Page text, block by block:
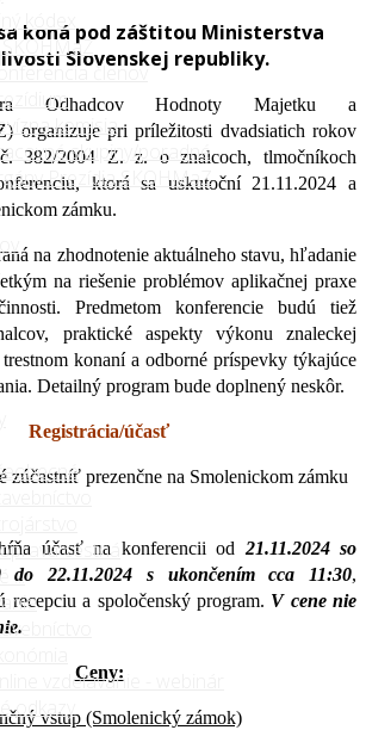
kódex
SKOHMaZ
členov
komisia
skupiny/poradné
Prezídia SKOHMaZ
cestná
...
vzdelávanie - webinár
odkazy
koná pod záštitou Ministerstva
Slovenskej republiky.
Odhadcov Hodnoty Majetku a
organizuje pri príležitosti dvadsiatich rokov
382/2004 Z. z. o znalcoch, tlmočníkoch
ktorá sa uskutoční 21.11.2024 a
zámku.
na zhodnotenie aktuálneho stavu, hľadanie
na riešenie problémov aplikačnej praxe
Predmetom konferencie budú tiež
praktické aspekty výkonu znaleckej
konaní a odborné príspevky týkajúce
Detailný program bude doplnený neskôr.
Registrácia/účasť
zúčastníť prezenčne na Smolenickom zámku
účasť na konferencii od21.11.2024 so
do 22.11.2024 s ukončením cca 11:30,
recepciu a spoločenský program. V cene nie
Ceny:
vstup (Smolenický zámok)